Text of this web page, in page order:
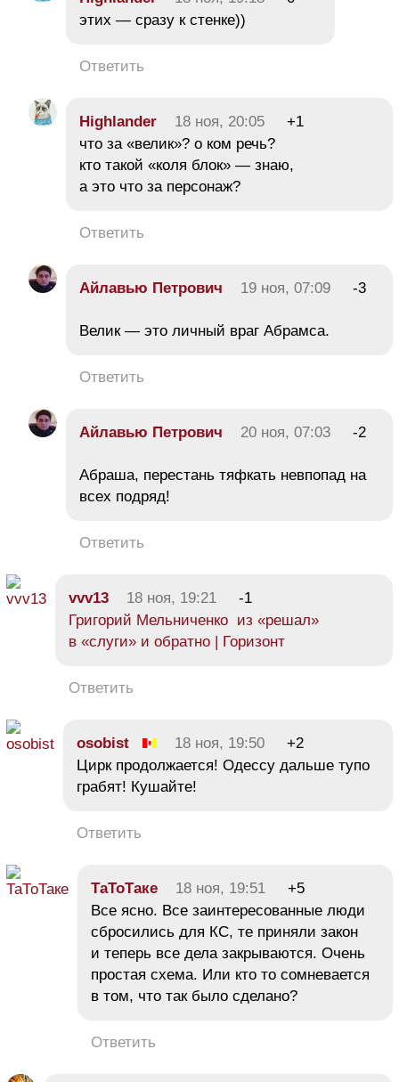
этих — сразу к стенке))
Ответить
Highlander 18 ноя, 20:05
+1
что за «велик»? о ком речь?
кто такой «коля блок» — знаю,
а это что за персонаж?
Ответить
Айлавью Петрович 19 ноя, 07:09 -3
Велик — это личный враг Абрамса.
Ответить
Айлавью Петрович 20 ноя, 07:03 -2
Абраша, перестань тяфкать невпопад на
всех подряд!
Ответить
vvv13 18 ноя, 19:21
-1
Григорий Мельниченко из «решал»
в «слуги» и обратно | Горизонт
Ответить
osobist 18 ноя, 19:50
+2
Цирк продолжается! Одессу дальше тупо
грабят! Кушайте!
Ответить
ТаТоТаке 18 ноя, 19:51
+5
Все ясно. Все заинтересованные люди
сбросились для КС, те приняли закон
и теперь все дела закрываются. Очень
простая схема. Или кто то сомневается
в том, что так было сделано?
Ответить